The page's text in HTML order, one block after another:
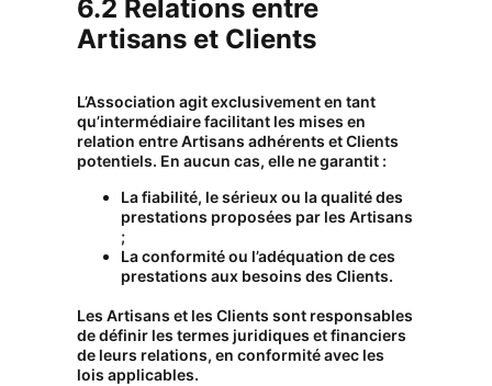
6.2 Relations entre
Artisans et Clients
L’Association agit exclusivement en tant
qu’intermédiaire facilitant les mises en
relation entre Artisans adhérents et Clients
potentiels. En aucun cas, elle ne garantit :
La fiabilité, le sérieux ou la qualité des
prestations proposées par les Artisans
;
La conformité ou l’adéquation de ces
prestations aux besoins des Clients.
Les Artisans et les Clients sont responsables
de définir les termes juridiques et financiers
de leurs relations, en conformité avec les
lois applicables.